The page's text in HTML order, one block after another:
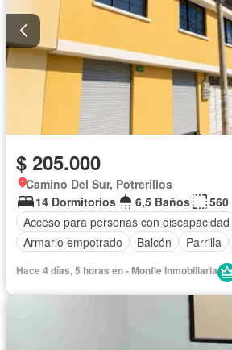
$ 205.000
Camino Del Sur, Potrerillos
14 Dormitorios
6,5 Baños
560
Acceso para personas con discapacidad
Armario empotrado
Balcón Parrilla
Parcialmente
Hace 4 días, 5 horas en - Monfie Inmobiliaria